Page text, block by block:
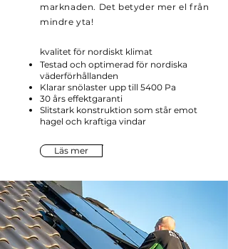
marknaden. Det betyder mer el från
mindre yta!
kvalitet för nordiskt klimat
Testad och optimerad för nordiska
väderförhållanden
Klarar snölaster upp till 5400 Pa
30 års effektgaranti
Slitstark konstruktion som står emot
hagel och kraftiga vindar
Läs mer